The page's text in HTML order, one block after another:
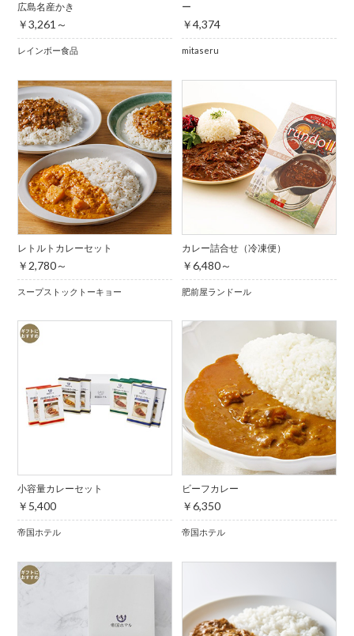
広島名産かき
￥3,261～
レインボー食品
ー
￥4,374
mitaseru
レトルトカレーセット
￥2,780～
スープストックトーキョー
カレー詰合せ（冷凍便）
￥6,480～
肥前屋ランドール
小容量カレーセット
￥5,400
帝国ホテル
ビーフカレー
￥6,350
帝国ホテル